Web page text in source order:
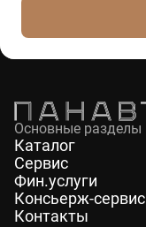
Основные разделы
Каталог
Сервис
Фин.услуги
Консьерж-сервис
Контакты